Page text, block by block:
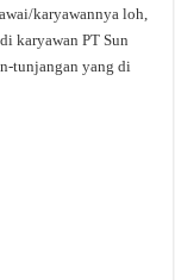
karyawannya loh,
karyawan PT Sun
tunjangan yang di